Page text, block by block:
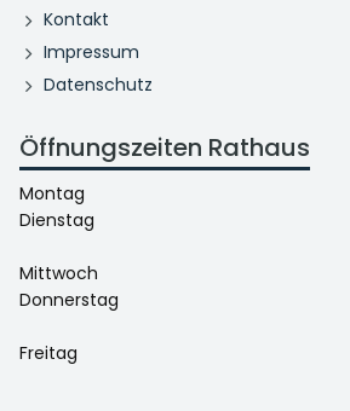
Kontakt
Impressum
Datenschutz
Öffnungszeiten Rathaus
Montag
Dienstag
Mittwoch
Donnerstag
Freitag